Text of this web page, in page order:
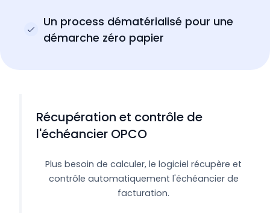
Un process dématérialisé pour une
démarche zéro papier
Récupération et contrôle de
l'échéancier OPCO
Plus besoin de calculer, le logiciel récupère et
contrôle automatiquement l'échéancier de
facturation.